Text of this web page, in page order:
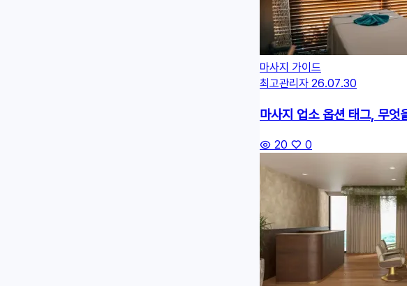
마사지 가이드
최고관리자26.07.30
마사지 업소 옵션 태그, 무
20 0